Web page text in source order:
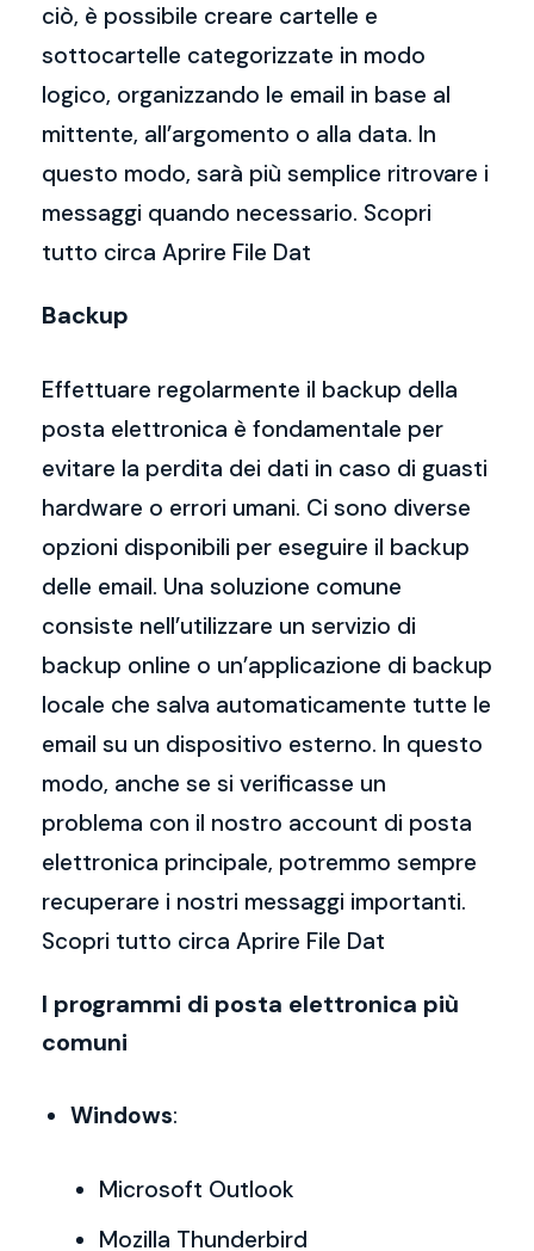
ciò, è possibile creare cartelle e
sottocartelle categorizzate in modo
logico, organizzando le email in base al
mittente, all’argomento o alla data. In
questo modo, sarà più semplice ritrovare i
messaggi quando necessario. Scopri
tutto circa Aprire File Dat
Backup
Effettuare regolarmente il backup della
posta elettronica è fondamentale per
evitare la perdita dei dati in caso di guasti
hardware o errori umani. Ci sono diverse
opzioni disponibili per eseguire il backup
delle email. Una soluzione comune
consiste nell’utilizzare un servizio di
backup online o un’applicazione di backup
locale che salva automaticamente tutte le
email su un dispositivo esterno. In questo
modo, anche se si verificasse un
problema con il nostro account di posta
elettronica principale, potremmo sempre
recuperare i nostri messaggi importanti.
Scopri tutto circa Aprire File Dat
I programmi di posta elettronica più
comuni
Windows:
Microsoft Outlook
Mozilla Thunderbird